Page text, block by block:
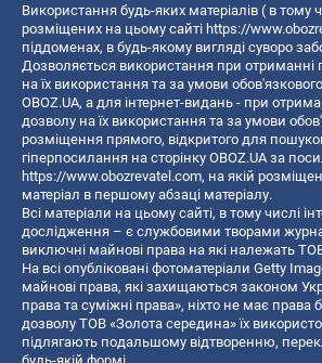
Використання будь-яких матеріалів ( в тому
розміщених на цьому сайті https://
піддоменах, в будь-якому вигляді суворо
Дозволяється використання при отриманні
на їх використання та за умови
OBOZ.UA, а для інтернет-видань - при
дозволу на їх використання та за умови
розміщення прямого, відкритого для
гіперпосилання на сторінку OBOZ.UA за
https://www.obozrevatel.com, на якій
матеріал в першому абзаці матеріалу.
Всі матеріали на цьому сайті, в тому числі
дослідження – є службовими творами
виключні майнові права на які належать
На всі опубліковані фотоматеріали Getty
майнові права, які захищаються законом
права та суміжні права», ніхто не має права
дозволу ТОВ «Золота середина» їх
підлягають подальшому відтворенню,